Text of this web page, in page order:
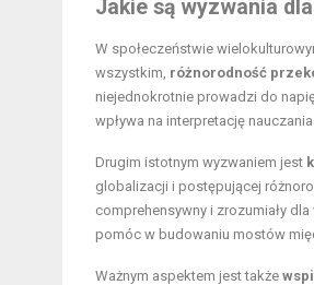
Jakie są wyzwania
W społeczeństwie
wszystkim, różnorodność
niejednokrotnie prowadzi do
wpływa na interpretację
Drugim istotnym wyzwaniem jest
globalizacji i postępującej
comprehensywny i zrozumiały
pomóc w budowaniu mostów
Ważnym aspektem jest także